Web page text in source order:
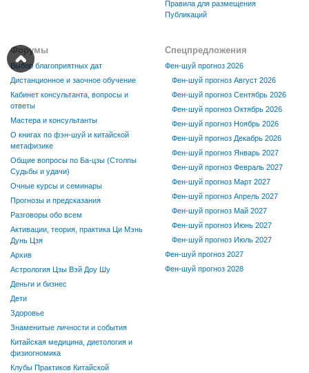
Правила для размещения
Публикаций
Форумы
Выбор благоприятных дат
Дистанционное и заочное обучение
Кабинет консультанта, вопросы и
ответы
Мастера и консультанты
О книгах по фэн-шуй и китайской
метафизике
Общие вопросы по Ба-цзы (Столпы
Судьбы и удачи)
Очные курсы и семинары
Прогнозы и предсказания
Разговоры обо всем
Активации, теория, практика Ци Мэнь
Дунь Цзя
Архив
Астрология Цзы Вэй Доу Шу
Деньги и бизнес
Дети
Здоровье
Знаменитые личности и события
Китайская медицина, диетология и
физиогномика
Клубы Практиков Китайской
Спецпредложения
Фен-шуй прогноз 2026
Фен-шуй прогноз Август 2026
Фен-шуй прогноз Сентябрь 2026
Фен-шуй прогноз Октябрь 2026
Фен-шуй прогноз Ноябрь 2026
Фен-шуй прогноз Декабрь 2026
Фен-шуй прогноз Январь 2027
Фен-шуй прогноз Февраль 2027
Фен-шуй прогноз Март 2027
Фен-шуй прогноз Апрель 2027
Фен-шуй прогноз Май 2027
Фен-шуй прогноз Июнь 2027
Фен-шуй прогноз Июль 2027
Фен-шуй прогноз 2027
Фен-шуй прогноз 2028